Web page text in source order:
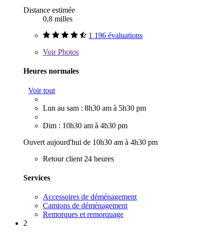
Distance estimée
0,8 milles
1 196 évaluations
VoirPhotos
Heures normales
Voir tout
Lun au sam : 8h30 am à 5h30 pm
Dim : 10h30 am à 4h30 pm
Ouvert aujourd'hui de 10h30 am à 4h30 pm
Retour client 24 heures
Services
Accessoires de déménagement
Camions de déménagement
Remorques et remorquage
2